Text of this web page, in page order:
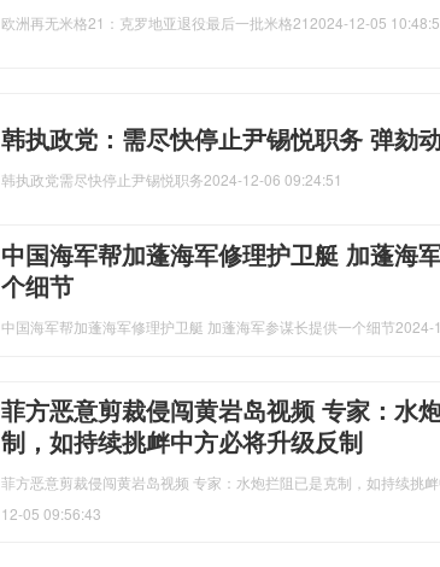
欧洲再无米格21：克罗地亚退役最后一批米格21 2024-12-05
韩执政党：需尽快停止尹锡悦职务 弹劾
韩执政党需尽快停止尹锡悦职务2024-12-06 09:24:51
中国海军帮加蓬海军修理护卫艇 加蓬海
个细节
中国海军帮加蓬海军修理护卫艇 加蓬海军参谋长提供一个细节2024-
菲方恶意剪裁侵闯黄岩岛视频 专家：水
制，如持续挑衅中方必将升级反制
菲方恶意剪裁侵闯黄岩岛视频 专家：水炮拦阻已是克制，如持续挑
12-05 09:56:43